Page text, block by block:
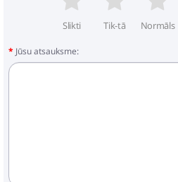
17.99€
Pirkt
Slikti Tik-tā Normāls
Jūsu atsauksme: